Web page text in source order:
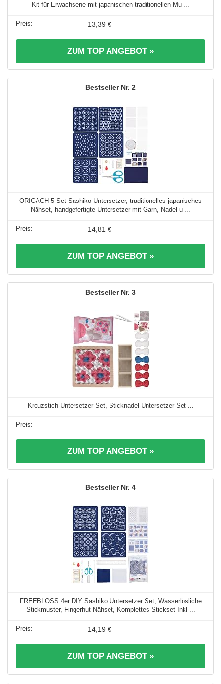
Kit für Erwachsene mit japanischen traditionellen Mu ...
13,39 €
ZUM TOP ANGEBOT »
2
ORIGACH 5 Set Sashiko Untersetzer, traditionelles japanisches
Nähset, handgefertigte Untersetzer mit Garn, Nadel u ...
14,81 €
ZUM TOP ANGEBOT »
3
Kreuzstich-Untersetzer-Set, Sticknadel-Untersetzer-Set ...
ZUM TOP ANGEBOT »
4
FREEBLOSS 4er DIY Sashiko Untersetzer Set, Wasserlösliche
Stickmuster, Fingerhut Nähset, Komplettes Stickset Inkl ...
14,19 €
ZUM TOP ANGEBOT »